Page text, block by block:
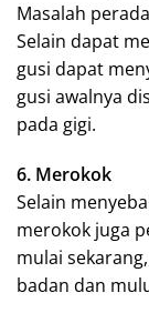
Masalah
Selain dapat
gusi dapat
gusi awalnya
pada gigi.
6. Merokok
Selain
merokok juga
mulai
badan dan